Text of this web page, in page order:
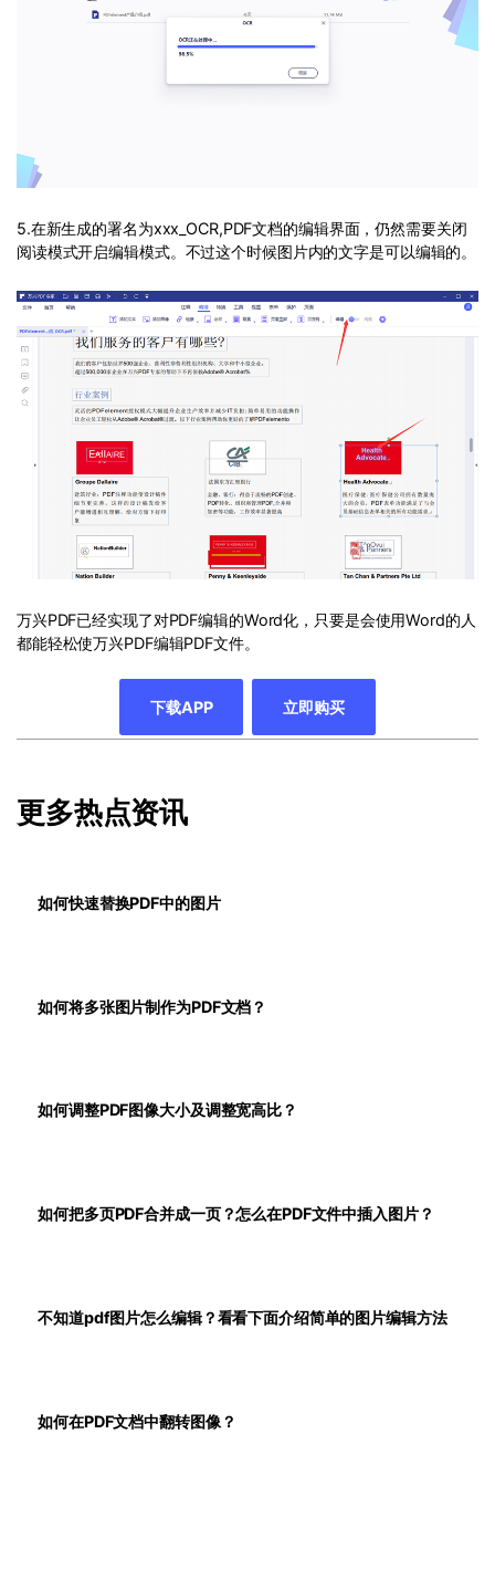
5.在新生成的署名为xxx_OCR,PDF文档的编辑界面，仍然需要关闭
阅读模式开启编辑模式。不过这个时候图片内的文字是可以编辑的。
万兴PDF已经实现了对PDF编辑的Word化，只要是会使用Word的人
都能轻松使万兴PDF编辑PDF文件。
下载APP 立即购买
更多热点资讯
如何快速替换PDF中的图片
如何将多张图片制作为PDF文档？
如何调整PDF图像大小及调整宽高比？
如何把多页PDF合并成一页？怎么在PDF文件中插入图片？
不知道pdf图片怎么编辑？看看下面介绍简单的图片编辑方法
如何在PDF文档中翻转图像？